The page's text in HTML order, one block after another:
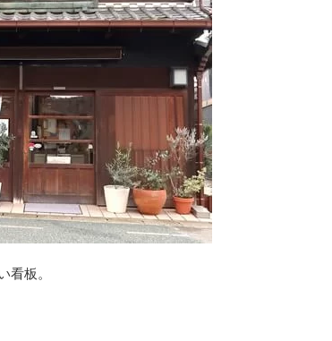
板。